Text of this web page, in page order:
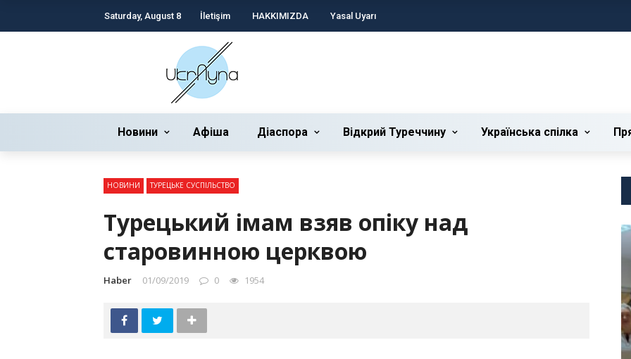
Saturday, August 8 İletişim HAKKIMIZDA Yasal Uyarı
Новини Афіша Діаспора Відкрий Туреччину Українська cпілка
НОВИНИ ТУРЕЦЬКЕ СУСПІЛЬСТВО
Турецький імам взяв опіку над
старовинною церквою
Haber 01/09/2019 0 1954